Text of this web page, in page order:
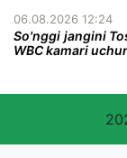
06.08.2026 12:24
So'nggi jangini
WBC kamari